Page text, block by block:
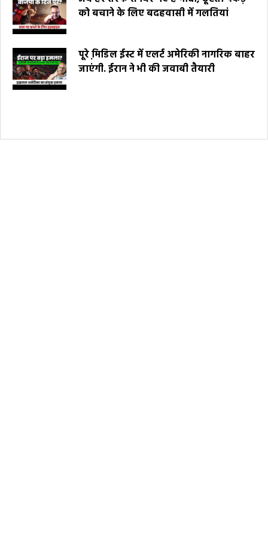
को बचाने के लिए बदहवासी में गलतियां
पूरे मि़डिल ईस्ट में एलर्ट अमेरिकी नागरिक बाहर
जाएंगी. ईरान ने भी की जवाबी तैयारी